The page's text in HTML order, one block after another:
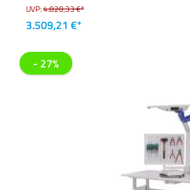
UVP:4.820,33 €*
3.509,21 €*
- 27%